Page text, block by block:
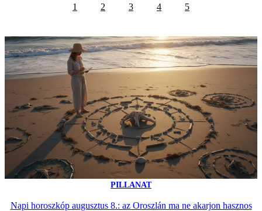
1 2 3 4 5
PILLANAT
Napi horoszkóp augusztus 8.: az Oroszlán ma ne akarjon hasznos